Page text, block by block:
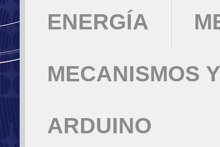
ENERGÍA
MECANISMOS
ARDUINO